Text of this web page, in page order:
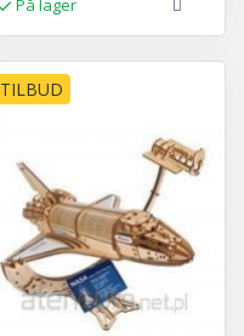
På lager
TILBUD